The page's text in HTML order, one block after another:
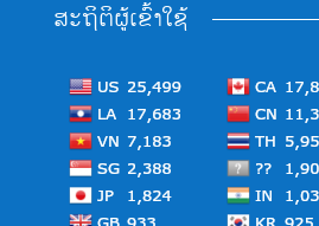
ສະຖິຕິຜູ້ເຂົ້າໃຊ້